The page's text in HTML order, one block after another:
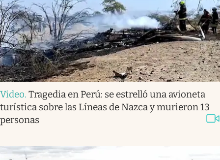
Video. Tragedia en Perú: se estrelló una avioneta
turística sobre las Líneas de Nazca y murieron 13
personas